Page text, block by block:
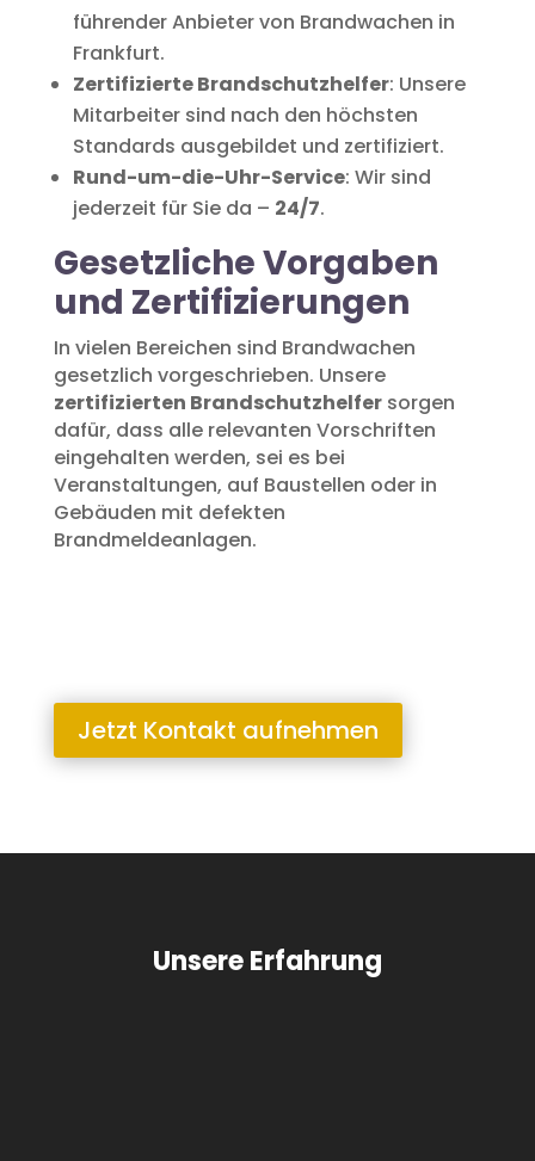
führender Anbieter von Brandwachen in
Frankfurt.
Zertifizierte Brandschutzhelfer: Unsere
Mitarbeiter sind nach den höchsten
Standards ausgebildet und zertifiziert.
Rund-um-die-Uhr-Service: Wir sind
jederzeit für Sie da – 24/7.
Gesetzliche Vorgaben
und Zertifizierungen
In vielen Bereichen sind Brandwachen
gesetzlich vorgeschrieben. Unsere
zertifizierten Brandschutzhelfersorgen
dafür, dass alle relevanten Vorschriften
eingehalten werden, sei es bei
Veranstaltungen, auf Baustellen oder in
Gebäuden mit defekten
Brandmeldeanlagen.
Jetzt Kontakt aufnehmen
Unsere Erfahrung